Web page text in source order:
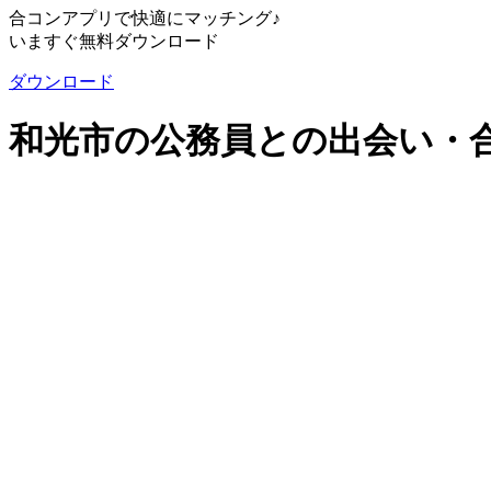
合コンアプリで快適にマッチング♪
いますぐ無料ダウンロード
ダウンロード
和光市の公務員との出会い・